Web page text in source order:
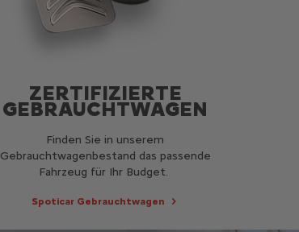
ZERTIFIZIERTE
GEBRAUCHTWAGEN
Finden Sie in unserem
Gebrauchtwagenbestand das passende
Fahrzeug für Ihr Budget.
Spoticar Gebrauchtwagen